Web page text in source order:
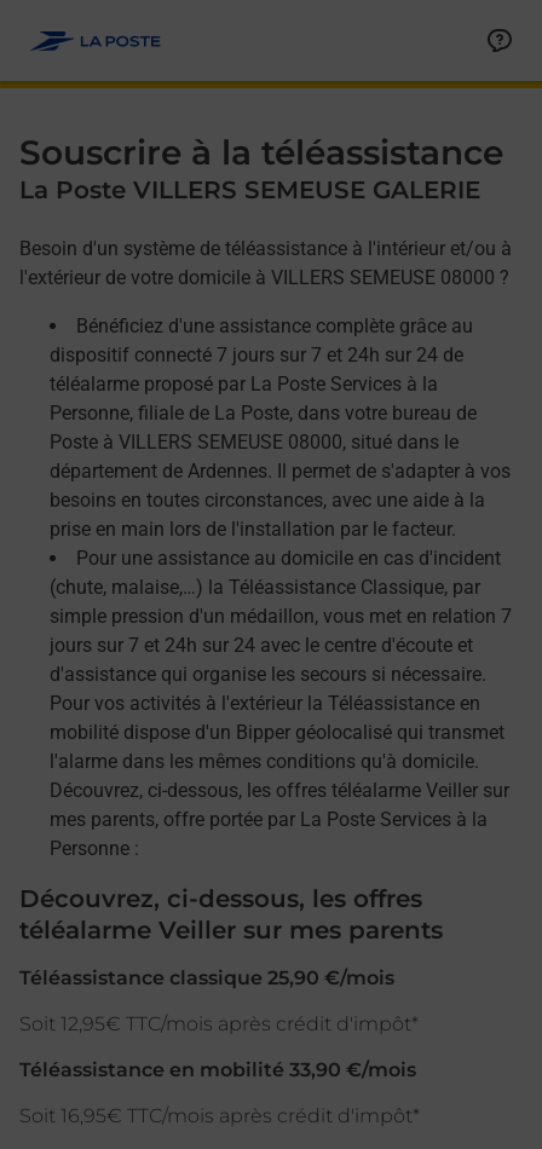
Souscrire à la téléassistance
La Poste VILLERS SEMEUSE GALERIE
Besoin d'un système de téléassistance à l'intérieur et/ou à
l'extérieur de votre domicile à VILLERS SEMEUSE 08000 ?
Bénéficiez d'une assistance complète grâce au
dispositif connecté 7 jours sur 7 et 24h sur 24 de
téléalarme proposé par La Poste Services à la
Personne, filiale de La Poste, dans votre bureau de
Poste à VILLERS SEMEUSE 08000, situé dans le
département de Ardennes. Il permet de s'adapter à vos
besoins en toutes circonstances, avec une aide à la
prise en main lors de l'installation par le facteur.
Pour une assistance au domicile en cas d'incident
(chute, malaise,…) la Téléassistance Classique, par
simple pression d'un médaillon, vous met en relation 7
jours sur 7 et 24h sur 24 avec le centre d'écoute et
d'assistance qui organise les secours si nécessaire.
Pour vos activités à l'extérieur la Téléassistance en
mobilité dispose d'un Bipper géolocalisé qui transmet
l'alarme dans les mêmes conditions qu'à domicile.
Découvrez, ci-dessous, les offres téléalarme Veiller sur
mes parents, offre portée par La Poste Services à la
Personne :
Découvrez, ci-dessous, les offres
téléalarme Veiller sur mes parents
Téléassistance classique 25,90 €/mois
Soit 12,95€ TTC/mois après crédit d'impôt*
Téléassistance en mobilité 33,90 €/mois
Soit 16,95€ TTC/mois après crédit d'impôt*